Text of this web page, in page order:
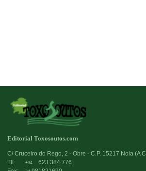
Editorial Toxosoutos.com
C/ Cruceiro do Rego, 2 - Obre - C.P. 15217 Noia (A
Tlf:
+34
623 384 776